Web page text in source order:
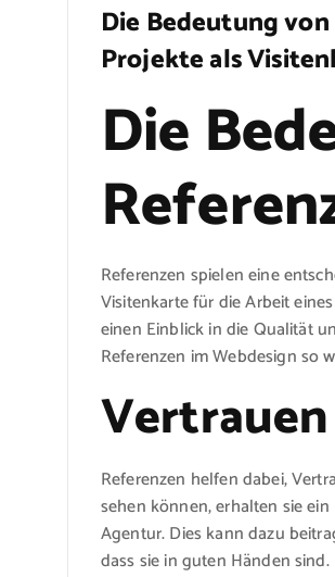
Die Bedeutung
Projekte als
Die
Referenzen spielen eine
Visitenkarte für die Arbeit
einen Einblick in die Qualität
Referenzen im Webdesign so
Referenzen helfen dabei,
sehen können, erhalten sie
Agentur. Dies kann dazu
dass sie in guten Händen sind.